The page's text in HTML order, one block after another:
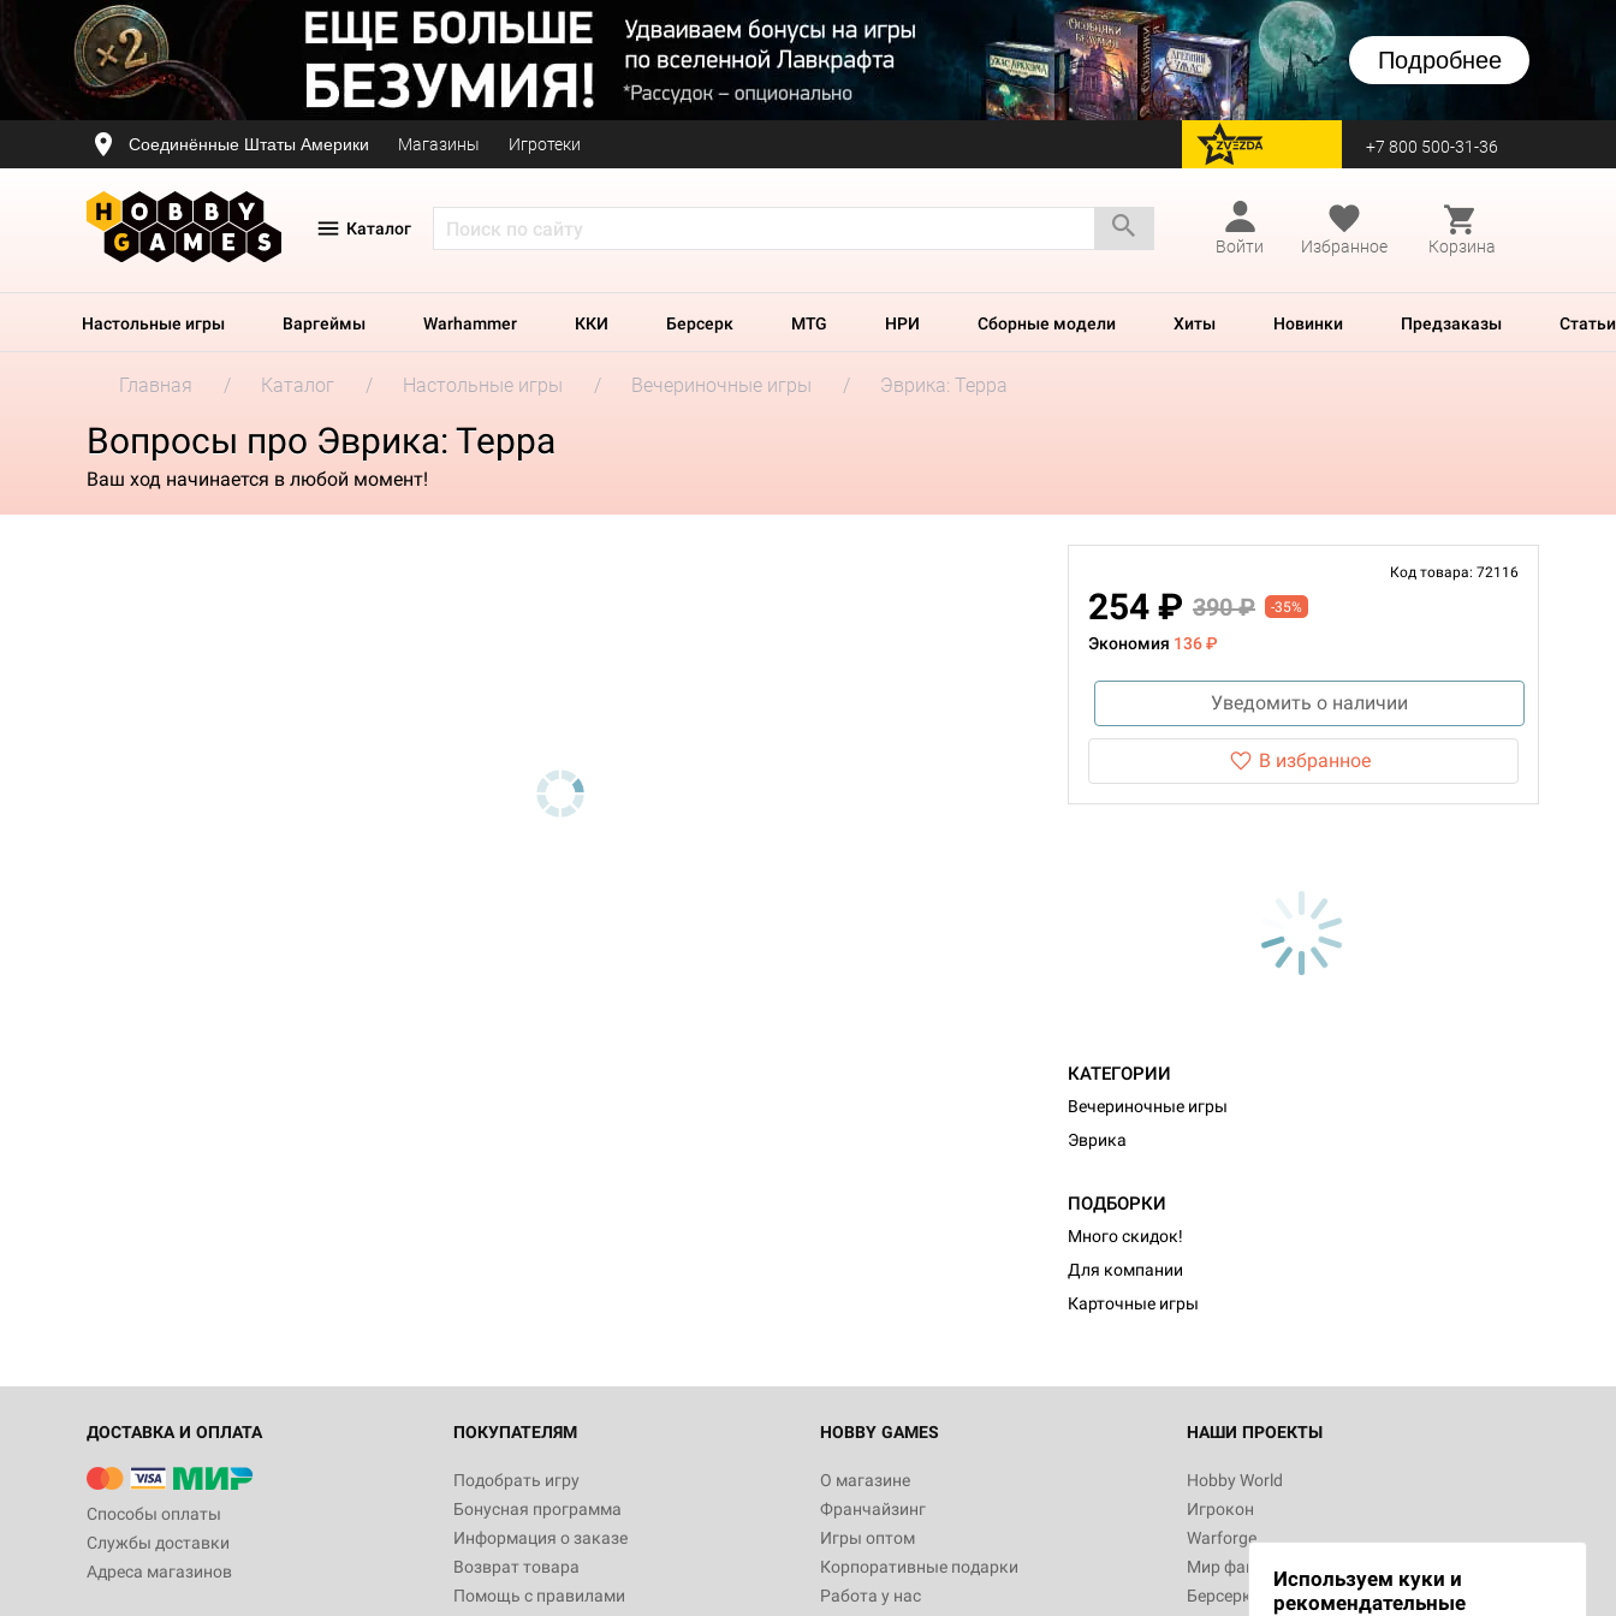
Подробнее
Соединённые Штаты Америки Магазины Игротеки перейти на Zvezda +7 800 500-31-36
Каталог
Войти
Избранное Корзина
Настольные игры Варгеймы Warhammer ККИ Берсерк MTG НРИ Сборные модели Хиты Новинки Предзаказы Статьи
Главная Каталог Настольные игры Вечериночные игры Эврика: Терра
Вопросы про Эврика: Терра
Ваш ход начинается в любой момент!
Код товара: 72116
254 ₽ 390 ₽ -35%
Экономия 136 ₽
Уведомить о наличии
В избранное
КАТЕГОРИИ
Вечериночные игры
Эврика
ПОДБОРКИ
Много скидок!
Для компании
Карточные игры
ДОСТАВКА И ОПЛАТА
Способы оплаты
Службы доставки
Адреса магазинов
ПОКУПАТЕЛЯМ
Подобрать игру
Бонусная программа
Информация о заказе
Возврат товара
Помощь с правилами
HOBBY GAMES
О магазине
Франчайзинг
Игры оптом
Корпоративные подарки
Работа у нас
НАШИ ПРОЕКТЫ
Hobby World
Игрокон
Warforge
Мир фантастики
Берсерк
Используем куки и
рекомендательные